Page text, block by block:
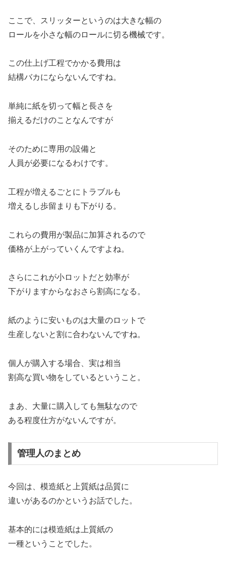
ここで、スリッターというのは大きな幅の
ロールを小さな幅のロールに切る機械です。
この仕上げ工程でかかる費用は
結構バカにならないんですね。
単純に紙を切って幅と長さを
揃えるだけのことなんですが
そのために専用の設備と
人員が必要になるわけです。
工程が増えるごとにトラブルも
増えるし歩留まりも下がりる。
これらの費用が製品に加算されるので
価格が上がっていくんですよね。
さらにこれが小ロットだと効率が
下がりますからなおさら割高になる。
紙のように安いものは大量のロットで
生産しないと割に合わないんですね。
個人が購入する場合、実は相当
割高な買い物をしているということ。
まあ、大量に購入しても無駄なので
ある程度仕方がないんですが。
管理人のまとめ
今回は、模造紙と上質紙は品質に
違いがあるのかというお話でした。
基本的には模造紙は上質紙の
一種ということでした。